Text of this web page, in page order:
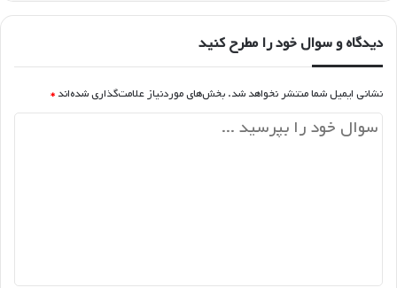
دیدگاه و سوال خود را مطرح کنید
نشانی ایمیل شما منتشر نخواهد شد. بخش‌های موردنیاز علامت‌گذاری شده‌اند *